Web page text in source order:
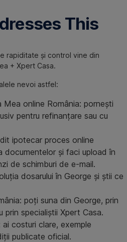
This
rapiditate și control vine din
+ Xpert Casa.
nevoi astfel:
Mea online România: pornești
pentru refinanțare sau cu
ipotecar proces online
documentelor și faci upload în
de schimburi de e-mail.
dosarului în George și știi ce
poți suna din George, prin
prin specialiștii Xpert Casa.
costuri clare, exemple
publicate oficial.